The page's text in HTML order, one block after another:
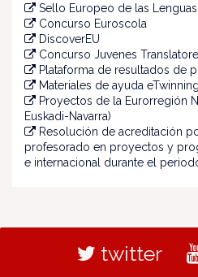
Sello Europeo de las Lenguas
Concurso Euroscola
DiscoverEU
Concurso Juvenes
Plataforma de resultados de
Materiales de ayuda eTwinning
Proyectos de la Eurorregión
Euskadi-Navarra)
Resolución de acreditación
profesorado en proyectos y
e internacional durante el
twitter